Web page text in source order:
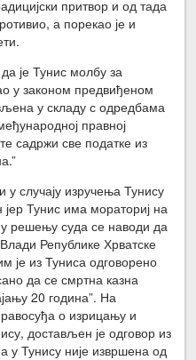
притвор и од тада
а порекао је и
је Тунис молбу за
у законом предвиђеном
у складу с одредбама
правној
садржи све податке из
случају изручења Тунису
Тунис има мораториј на
решењу суда се наводи да
Републике Хрватске
је из Туниса одговорено
да се смртна казна
20 година”. На
о изрицању и
достављен је одговор из
у Тунису није извршена од